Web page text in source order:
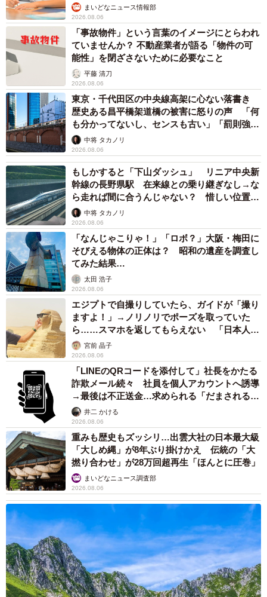
まいどなニュース情報部
2026.08.06
「事故物件」という言葉のイメージにとらわれ
ていませんか？ 不動産業者が語る「物件の可
能性」を閉ざさないために必要なこと
平藤 清刀
2026.08.06
東京・千代田区の中央線高架に心ない落書き
歴史ある昌平橋架道橋の被害に怒りの声 「何
も分かってないし、センスも古い」「罰則強化
して」中将 タカノリ
2026.08.06
もしかすると「下山ダッシュ」 リニア中央新
幹線の長野県駅 在来線との乗り継ぎなし→な
ら走れば間に合うんじゃない？ 惜しい位置関
係が反響
中将 タカノリ
2026.08.06
「なんじゃこりゃ！」「ロボ？」大阪・梅田に
そびえる物体の正体は？ 昭和の遺産を調査し
てみた結果…
太田 浩子
2026.08.06
エジプトで自撮りしていたら、ガイドが「撮り
ますよ！」→ノリノリでポーズを取っていた
ら……スマホを返してもらえない 「日本人は
カモ代表かも」「私は6時間で3万円払った」
宮前 晶子
2026.08.06
「LINEのQRコードを添付して」社長をかたる
詐欺メール続々 社員を個人アカウントへ誘導
→最後は不正送金…求められる「だまされる前
提」の対策
井二 かける
2026.08.06
重みも歴史もズッシリ…出雲大社の日本最大級
「大しめ縄」が8年ぶり掛けかえ 伝統の「大
撚り合わせ」が28万回超再生「ほんとに圧巻」
まいどなニュース調査部
2026.08.06